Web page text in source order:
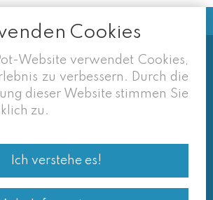
vermelden derden sites
een tarief dat niet meer
is. Enkel de prijzen op onze eigen
van daar geafficheerde prijzen
af te wijken.
© Lobster Pot 2026
Cookies
Website verwendet Cookies,
zu verbessern. Durch die
dieser Website stimmen Sie
zu.
Ich verstehe es!